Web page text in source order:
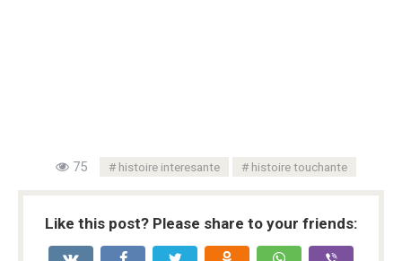
75 histoire interesante histoire touchante
Like this post? Please share to your friends: